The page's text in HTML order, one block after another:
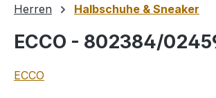
Herren Halbschuhe & Sneaker
ECCO - 802384/
ECCO